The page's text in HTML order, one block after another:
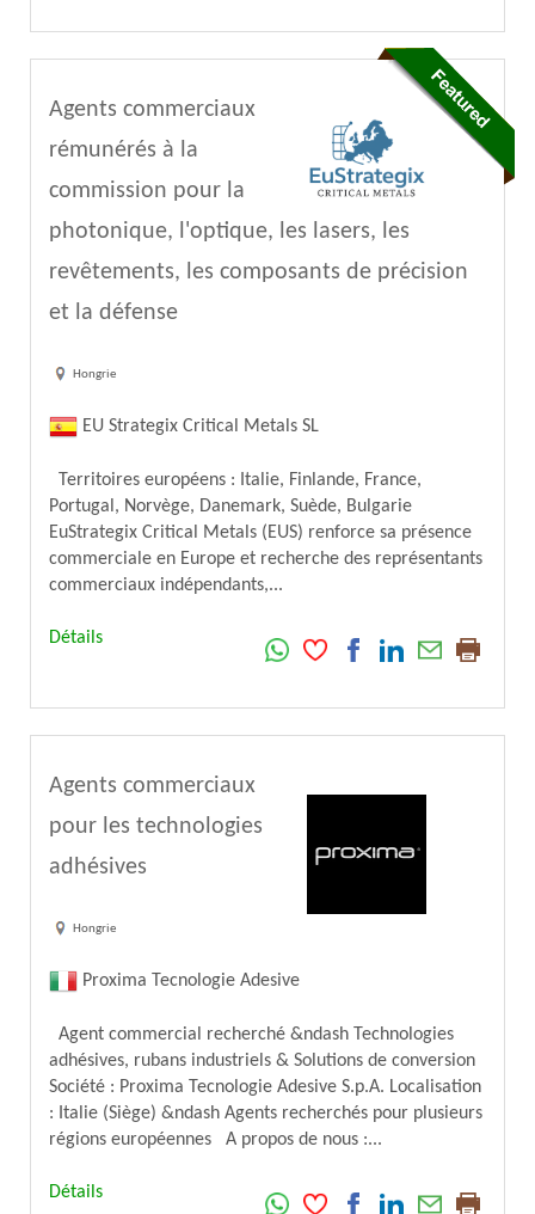
Agents commerciaux
rémunérés à la
commission pour la
photonique, l'optique, les lasers, les
revêtements, les composants de précision
et la défense
Hongrie
EU Strategix Critical Metals SL
Territoires européens : Italie, Finlande, France,
Portugal, Norvège, Danemark, Suède, Bulgarie
EuStrategix Critical Metals (EUS) renforce sa présence
commerciale en Europe et recherche des représentants
commerciaux indépendants,...
Détails
Agents commerciaux
pour les technologies
adhésives
Hongrie
Proxima Tecnologie Adesive
Agent commercial recherché &ndash Technologies
adhésives, rubans industriels & Solutions de conversion
Société : Proxima Tecnologie Adesive S.p.A. Localisation
: Italie (Siège) &ndash Agents recherchés pour plusieurs
régions européennes A propos de nous :...
Détails